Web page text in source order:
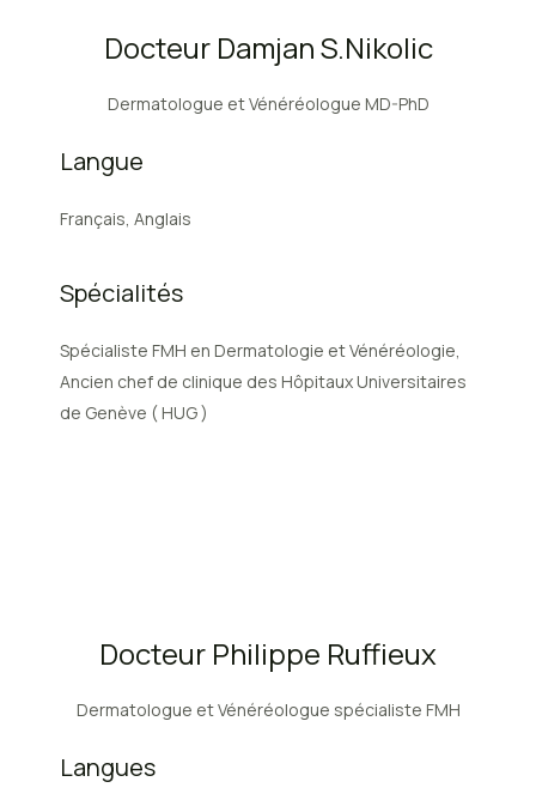
Docteur Damjan S.Nikolic
Dermatologue et Vénéréologue MD-PhD
Langue
Français, Anglais
Spécialités
Spécialiste FMH en Dermatologie et Vénéréologie,
Ancien chef de clinique des Hôpitaux Universitaires
de Genève ( HUG )
Docteur Philippe Ruffieux
Dermatologue et Vénéréologue spécialiste FMH
Langues